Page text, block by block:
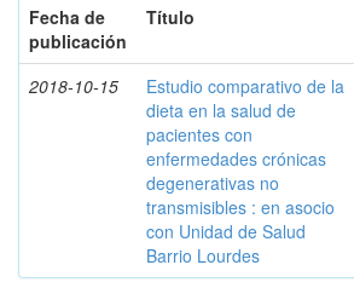
Fecha de
publicación
Título
2018-10-15
Estudio comparativo de la
dieta en la salud de
pacientes con
enfermedades crónicas
degenerativas no
transmisibles : en asocio
con Unidad de Salud
Barrio Lourdes